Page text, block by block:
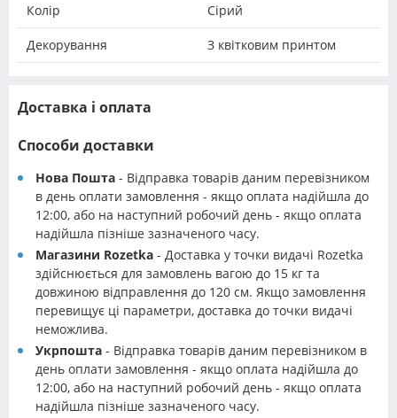
Колір Сірий
Декорування З квітковим принтом
Доставка і оплата
Способи доставки
Нова Пошта - Відправка товарів даним перевізником
в день оплати замовлення - якщо оплата надійшла до
12:00, або на наступний робочий день - якщо оплата
надійшла пізніше зазначеного часу.
Магазини Rozetka - Доставка у точки видачі Rozetka
здійснюється для замовлень вагою до 15 кг та
довжиною відправлення до 120 см. Якщо замовлення
перевищує ці параметри, доставка до точки видачі
неможлива.
Укрпошта - Відправка товарів даним перевізником в
день оплати замовлення - якщо оплата надійшла до
12:00, або на наступний робочий день - якщо оплата
надійшла пізніше зазначеного часу.